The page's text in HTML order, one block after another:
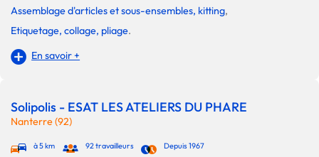
Assemblage d'articles et sous-ensembles, kitting,
Etiquetage, collage, pliage.
En savoir +
Solipolis - ESAT LES ATELIERS DU PHARE
Nanterre (92)
à 5 km 92 travailleurs Depuis 1967